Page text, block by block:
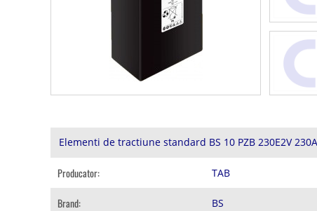
Elementi de tractiune standard BS 10 PZB 230E2V
Producator: TAB
Brand: BS